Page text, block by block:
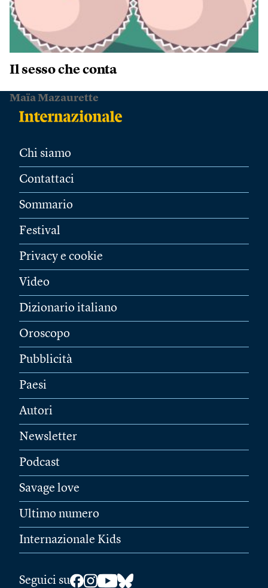
Il sesso che conta
Maïa Mazaurette
Chi siamo
Contattaci
Sommario
Festival
Privacy e cookie
Video
Dizionario italiano
Oroscopo
Pubblicità
Paesi
Autori
Newsletter
Podcast
Savage love
Ultimo numero
Internazionale Kids
Seguici su